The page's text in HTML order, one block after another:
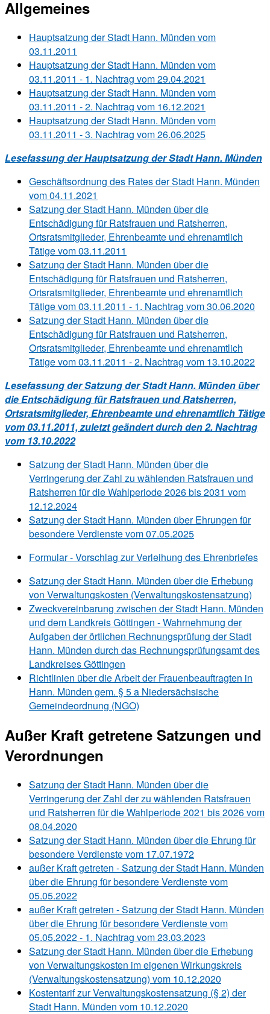
Allgemeines
Hauptsatzung der Stadt Hann. Münden vom
03.11.2011
Hauptsatzung der Stadt Hann. Münden vom
03.11.2011 - 1. Nachtrag vom 29.04.2021
Hauptsatzung der Stadt Hann. Münden vom
03.11.2011 - 2. Nachtrag vom 16.12.2021
Hauptsatzung der Stadt Hann. Münden vom
03.11.2011 - 3. Nachtrag vom 26.06.2025
Lesefassung der Hauptsatzung der Stadt Hann. Münden
Geschäftsordnung des Rates der Stadt Hann. Münden
vom 04.11.2021
Satzung der Stadt Hann. Münden über die
Entschädigung für Ratsfrauen und Ratsherren,
Ortsratsmitglieder, Ehrenbeamte und ehrenamtlich
Tätige vom 03.11.2011
Satzung der Stadt Hann. Münden über die
Entschädigung für Ratsfrauen und Ratsherren,
Ortsratsmitglieder, Ehrenbeamte und ehrenamtlich
Tätige vom 03.11.2011 - 1. Nachtrag vom 30.06.2020
Satzung der Stadt Hann. Münden über die
Entschädigung für Ratsfrauen und Ratsherren,
Ortsratsmitglieder, Ehrenbeamte und ehrenamtlich
Tätige vom 03.11.2011 - 2. Nachtrag vom 13.10.2022
Lesefassung der Satzung der Stadt Hann. Münden über
die Entschädigung für Ratsfrauen und Ratsherren,
Ortsratsmitglieder, Ehrenbeamte und ehrenamtlich Tätige
vom 03.11.2011, zuletzt geändert durch den 2. Nachtrag
vom 13.10.2022
Satzung der Stadt Hann. Münden über die
Verringerung der Zahl zu wählenden Ratsfrauen und
Ratsherren für die Wahlperiode 2026 bis 2031 vom
12.12.2024
Satzung der Stadt Hann. Münden über Ehrungen für
besondere Verdienste vom 07.05.2025
Formular - Vorschlag zur Verleihung des Ehrenbriefes
Satzung der Stadt Hann. Münden über die Erhebung
von Verwaltungskosten (Verwaltungskostensatzung)
Zweckvereinbarung zwischen der Stadt Hann. Münden
und dem Landkreis Göttingen - Wahrnehmung der
Aufgaben der örtlichen Rechnungsprüfung der Stadt
Hann. Münden durch das Rechnungsprüfungsamt des
Landkreises Göttingen
Richtlinien über die Arbeit der Frauenbeauftragten in
Hann. Münden gem. § 5 a Niedersächsische
Gemeindeordnung (NGO)
Außer Kraft getretene Satzungen und
Verordnungen
Satzung der Stadt Hann. Münden über die
Verringerung der Zahl der zu wählenden Ratsfrauen
und Ratsherren für die Wahlperiode 2021 bis 2026 vom
08.04.2020
Satzung der Stadt Hann. Münden über die Ehrung für
besondere Verdienste vom 17.07.1972
außer Kraft getreten - Satzung der Stadt Hann. Münden
über die Ehrung für besondere Verdienste vom
05.05.2022
außer Kraft getreten - Satzung der Stadt Hann. Münden
über die Ehrung für besondere Verdienste vom
05.05.2022 - 1. Nachtrag vom 23.03.2023
Satzung der Stadt Hann. Münden über die Erhebung
von Verwaltungskosten im eigenen Wirkungskreis
(Verwaltungskostensatzung) vom 10.12.2020
Kostentarif zur Verwaltungskostensatzung (§ 2) der
Stadt Hann. Münden vom 10.12.2020